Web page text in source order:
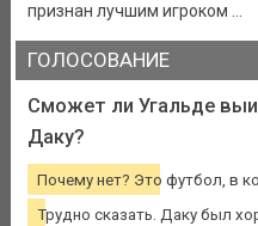
признан лучшим игроком ...
ГОЛОСОВАНИЕ
Сможет ли Угальде
Даку?
Почему нет? Это футбол, в
Трудно сказать. Даку был